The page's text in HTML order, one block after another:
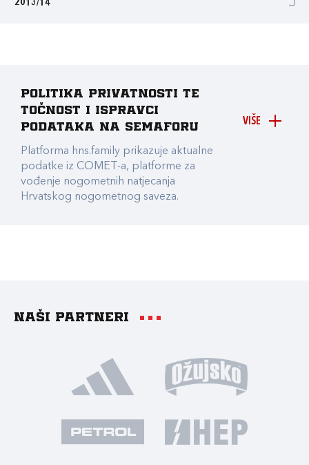
2013/14
VIŠE
Politika privatnosti te
točnost i ispravci
podataka na Semaforu
Platforma hns.family prikazuje aktualne
podatke iz COMET-a, platforme za
vođenje nogometnih natjecanja
Hrvatskog nogometnog saveza.
Naši partneri